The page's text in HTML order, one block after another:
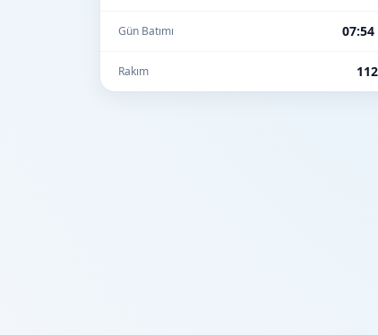
Gün Batımı 07:54
Rakım